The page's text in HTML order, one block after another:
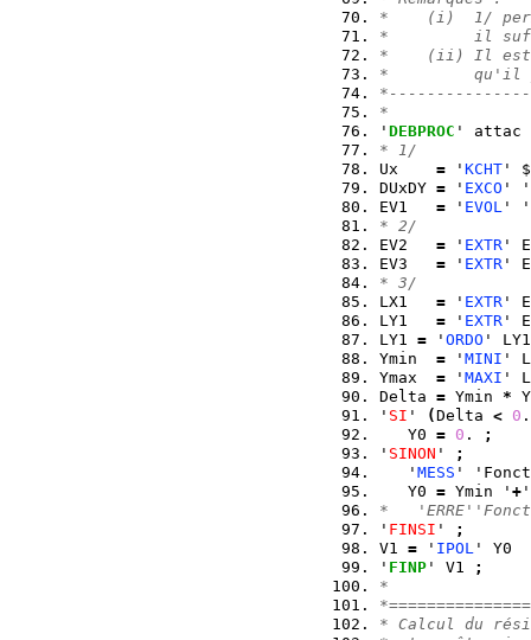
*    (i)  1/
*         il
*    (ii) Il est
*         qu'il y
*
' DEBPROC ' attac
* 1/
Ux = ' KCHT '
DUxDY = ' EXCO '
EV1 = ' EVOL ' '
* 2/
EV2 = ' EXTR '
EV3 = ' EXTR '
* 3/
LX1 = ' EXTR '
LY1 = ' EXTR '
LY1 = ' ORDO '
Ymin = ' MINI '
Ymax = ' MAXI '
Delta = Ymin *
' SI ' (Delta < 0 .
   Y0
= 0 .
;
' SINON '
;
   '
MESS '
   Y0
= Ymin ' +
*
' FINSI '
;
V1 = ' IPOL ' Y0
' FINP ' V1
;
*
* Calcul du